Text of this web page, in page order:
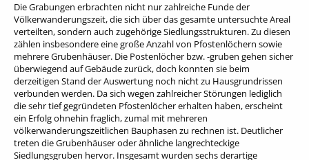
Die Grabungen erbrachten nicht nur zahlreiche Funde der
Völkerwanderungszeit, die sich über das gesamte untersuchte Areal
verteilten, sondern auch zugehörige Siedlungsstrukturen. Zu diesen
zählen insbesondere eine große Anzahl von Pfostenlöchern sowie
mehrere Grubenhäuser. Die Postenlöcher bzw. -gruben gehen sicher
überwiegend auf Gebäude zurück, doch konnten sie beim
derzeitigen Stand der Auswertung noch nicht zu Hausgrundrissen
verbunden werden. Da sich wegen zahlreicher Störungen lediglich
die sehr tief gegründeten Pfostenlöcher erhalten haben, erscheint
ein Erfolg ohnehin fraglich, zumal mit mehreren
völkerwanderungszeitlichen Bauphasen zu rechnen ist. Deutlicher
treten die Grubenhäuser oder ähnliche langrechteckige
Siedlungsgruben hervor. Insgesamt wurden sechs derartige